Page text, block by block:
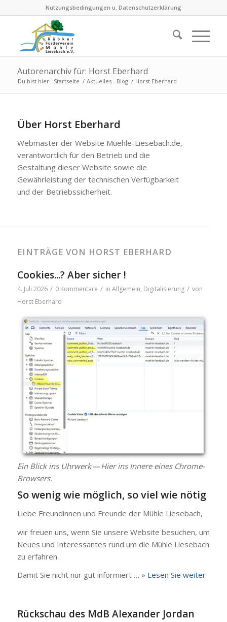
Nutzungsbedingungen u. Datenschutzerklärung
Autorenarchiv für: Horst Eberhard
Du bist hier: Startseite / Aktuelles - Blog / Horst Eberhard
Über Horst Eberhard
Webmaster der Website Muehle-Liesebach.de,
verantwortlich für den Betrieb und die
Gestaltung dieser Website sowie die
Gewährleistung der technischen Verfügbarkeit
und der Betriebssicherheit.
EINTRÄGE VON HORST EBERHARD
Cookies...? Aber sicher !
4. Juli 2026 / 0 Kommentare / in Allgemein, Digitalisierung / von
Horst Eberhard
Ein Blick ins Uhr­werk — Hier ins Inne­re eines Chro­­me-
Bro­w­­sers.
So wenig wie mög­lich, so viel wie nötig
Lie­be Freun­din­nen und Freun­de der Müh­le Liesebach,
wir freu­en uns, wenn Sie unse­re Web­site besu­chen, um
Neu­es und Inter­es­san­tes rund um die Müh­le Liesebach
zu erfah­ren.
Damit Sie nicht nur gut infor­miert … » Lesen Sie wei­ter
Rückschau des MdB Alexander Jordan